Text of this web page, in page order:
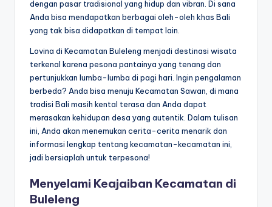
dengan pasar tradisional yang hidup dan vibran. Di sana
Anda bisa mendapatkan berbagai oleh-oleh khas Bali
yang tak bisa didapatkan di tempat lain.
Lovina di Kecamatan Buleleng menjadi destinasi wisata
terkenal karena pesona pantainya yang tenang dan
pertunjukkan lumba-lumba di pagi hari. Ingin pengalaman
berbeda? Anda bisa menuju Kecamatan Sawan, di mana
tradisi Bali masih kental terasa dan Anda dapat
merasakan kehidupan desa yang autentik. Dalam tulisan
ini, Anda akan menemukan cerita-cerita menarik dan
informasi lengkap tentang kecamatan-kecamatan ini,
jadi bersiaplah untuk terpesona!
Menyelami Keajaiban Kecamatan di
Buleleng